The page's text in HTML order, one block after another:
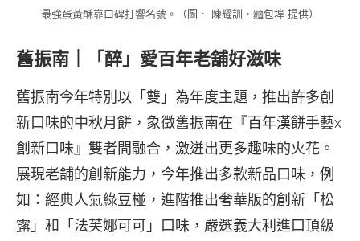
最強蛋黃酥靠口碑打響名號。（圖． 陳耀訓・麵包埠 提供）
舊振南｜「醉」愛百年老舖好滋味
舊振南今年特別以「雙」為年度主題，推出許多創
新口味的中秋月餅，象徵舊振南在『百年漢餅手藝x
創新口味』雙者間融合，激迸出更多趣味的火花。
展現老舖的創新能力，今年推出多款新品口味，例
如：經典人氣綠豆椪，進階推出奢華版的創新「松
露」和「法芙娜可可」口味，嚴選義大利進口頂級